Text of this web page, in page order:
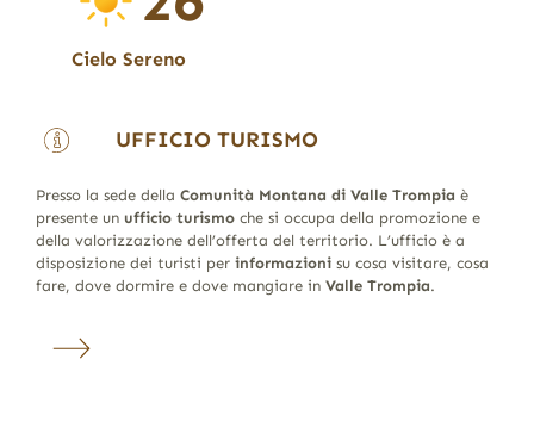
Cielo Sereno
UFFICIO TURISMO
Presso la sede della Comunità Montana di Valle Trompia è
presente un ufficio turismoche si occupa della promozione e
della valorizzazione dell’offerta del territorio. L’ufficio è a
disposizione dei turisti per informazionisu cosa visitare, cosa
fare, dove dormire e dove mangiare in Valle Trompia.